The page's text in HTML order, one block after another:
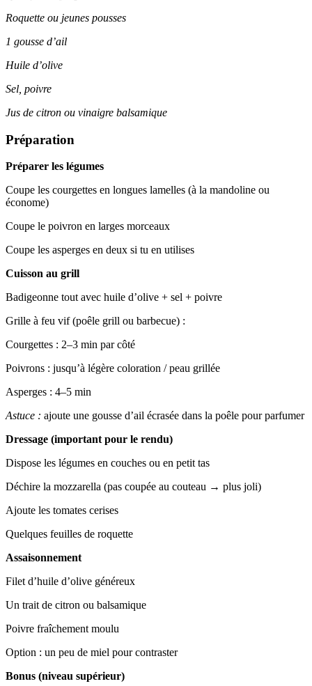
Roquette ou jeunes pousses
1 gousse d’ail
Huile d’olive
Sel, poivre
Jus de citron ou vinaigre balsamique
Préparation
Préparer les légumes
Coupe les courgettes en longues lamelles (à la mandoline ou
économe)
Coupe le poivron en larges morceaux
Coupe les asperges en deux si tu en utilises
Cuisson au grill
Badigeonne tout avec huile d’olive + sel + poivre
Grille à feu vif (poêle grill ou barbecue) :
Courgettes : 2–3 min par côté
Poivrons : jusqu’à légère coloration / peau grillée
Asperges : 4–5 min
Astuce : ajoute une gousse d’ail écrasée dans la poêle pour parfumer
Dressage (important pour le rendu)
Dispose les légumes en couches ou en petit tas
Déchire la mozzarella (pas coupée au couteau → plus joli)
Ajoute les tomates cerises
Quelques feuilles de roquette
Assaisonnement
Filet d’huile d’olive généreux
Un trait de citron ou balsamique
Poivre fraîchement moulu
Option : un peu de miel pour contraster
Bonus (niveau supérieur)